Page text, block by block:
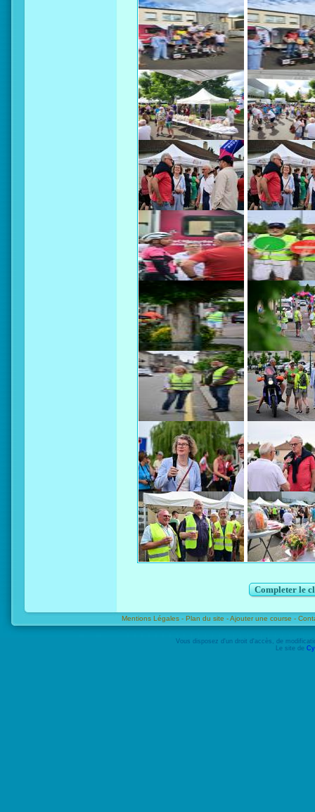
Completer le
Mentions Légales - Plan du site -Ajouter une course -
Vous disposez d'un droit d'accès, de
Le site de